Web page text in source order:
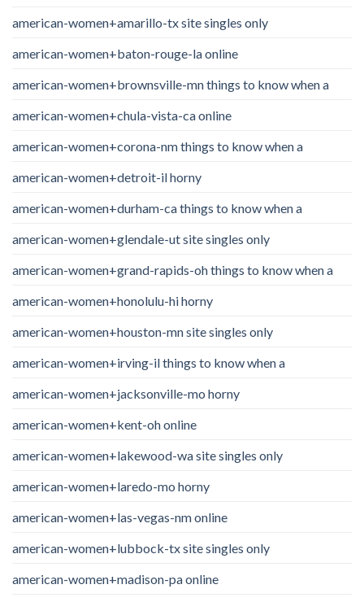
american-women+amarillo-tx site singles only
american-women+baton-rouge-la online
american-women+brownsville-mn things to know when a
american-women+chula-vista-ca online
american-women+corona-nm things to know when a
american-women+detroit-il horny
american-women+durham-ca things to know when a
american-women+glendale-ut site singles only
american-women+grand-rapids-oh things to know when a
american-women+honolulu-hi horny
american-women+houston-mn site singles only
american-women+irving-il things to know when a
american-women+jacksonville-mo horny
american-women+kent-oh online
american-women+lakewood-wa site singles only
american-women+laredo-mo horny
american-women+las-vegas-nm online
american-women+lubbock-tx site singles only
american-women+madison-pa online